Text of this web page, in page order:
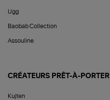
Ugg
Baobab Collection
Assouline
CRÉATEURS PRÊT-À-PORTER
Kujten